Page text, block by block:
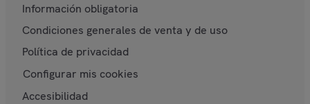
Información obligatoria
Condiciones generales de venta y de uso
Política de privacidad
Configurar mis cookies
Accesibilidad